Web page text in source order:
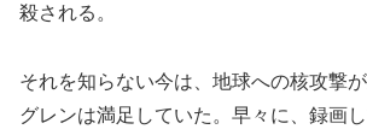
殺される。
それを知らない今は、地球への核攻撃
グレンは満足していた。早々に、録画